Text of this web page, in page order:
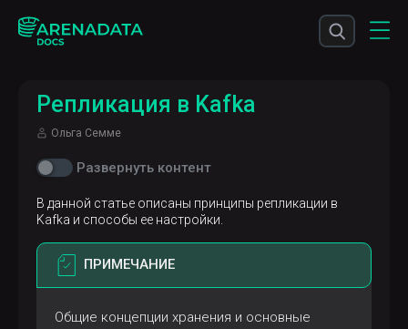
Репликация в Kafka
Ольга Семме
Развернуть контент
В данной статье описаны принципы репликации в
Kafka и способы ее настройки.
ПРИМЕЧАНИЕ
Общие концепции хранения и основные